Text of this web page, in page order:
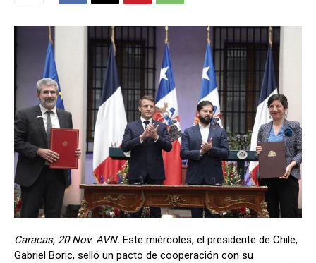
Caracas, 20 Nov. AVN.-Este miércoles, el presidente de Chile,
Gabriel Boric, selló un pacto de cooperación con su